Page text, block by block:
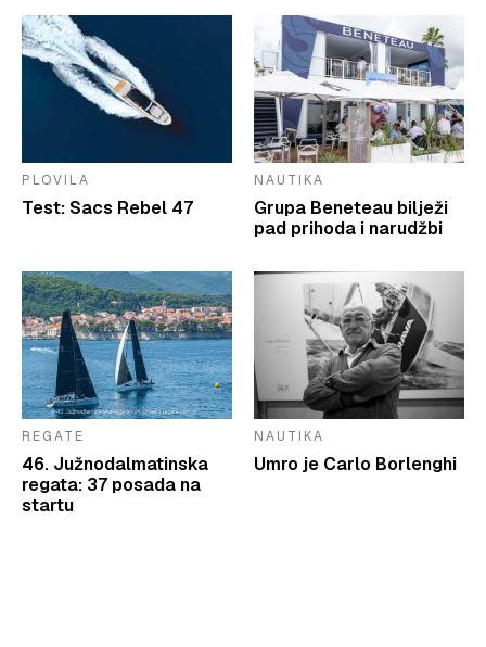
PLOVILA
Test: Sacs Rebel 47
NAUTIKA
Grupa Beneteau bilježi
pad prihoda i narudžbi
REGATE
46. Južnodalmatinska
regata: 37 posada na
startu
NAUTIKA
Umro je Carlo Borlenghi